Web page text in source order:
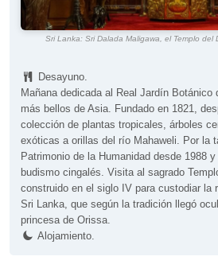
Sri Lanka: Sri Dalada Maligawa, el Templo
Desayuno.
Mañana dedicada al Real Jardín Botánico
más bellos de Asia. Fundado en 1821,
colección de plantas tropicales, árboles
exóticas a orillas del río Mahaweli. Por la
Patrimonio de la Humanidad desde 1988
budismo cingalés. Visita al sagrado
construido en el siglo IV para custodiar la
Sri Lanka, que según la tradición llegó
princesa de Orissa.
Alojamiento.